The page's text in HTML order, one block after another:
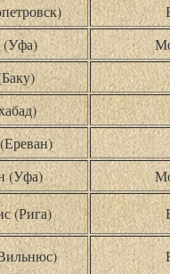
(Уфа)
(Уфа)
(Рига)